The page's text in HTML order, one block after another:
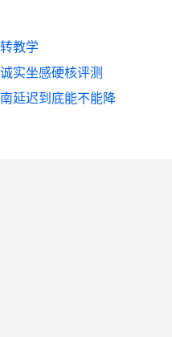
教学
实坐感硬核评测
延迟到底能不能降